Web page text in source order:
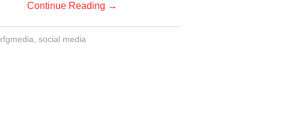
Continue Reading →
rfgmedia social media